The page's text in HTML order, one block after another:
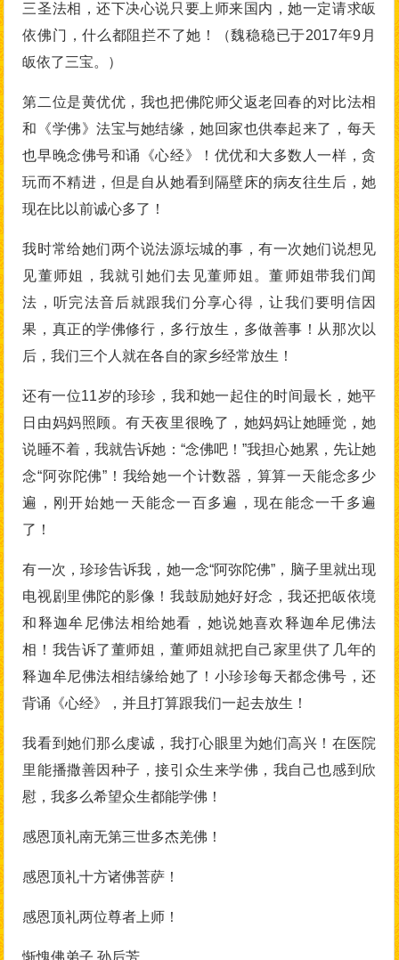
三圣法相，还下决心说只要上师来国内，她一定请求皈
依佛门，什么都阻拦不了她！（魏稳稳已于2017年9月
皈依了三宝。）
第二位是黄优优，我也把佛陀师父返老回春的对比法相
和《学佛》法宝与她结缘，她回家也供奉起来了，每天
也早晚念佛号和诵《心经》！优优和大多数人一样，贪
玩而不精进，但是自从她看到隔壁床的病友往生后，她
现在比以前诚心多了！
我时常给她们两个说法源坛城的事，有一次她们说想见
见董师姐，我就引她们去见董师姐。董师姐带我们闻
法，听完法音后就跟我们分享心得，让我们要明信因
果，真正的学佛修行，多行放生，多做善事！从那次以
后，我们三个人就在各自的家乡经常放生！
还有一位11岁的珍珍，我和她一起住的时间最长，她平
日由妈妈照顾。有天夜里很晚了，她妈妈让她睡觉，她
说睡不着，我就告诉她：“念佛吧！”我担心她累，先让她
念“阿弥陀佛”！我给她一个计数器，算算一天能念多少
遍，刚开始她一天能念一百多遍，现在能念一千多遍
了！
有一次，珍珍告诉我，她一念“阿弥陀佛”，脑子里就出现
电视剧里佛陀的影像！我鼓励她好好念，我还把皈依境
和释迦牟尼佛法相给她看，她说她喜欢释迦牟尼佛法
相！我告诉了董师姐，董师姐就把自己家里供了几年的
释迦牟尼佛法相结缘给她了！小珍珍每天都念佛号，还
背诵《心经》，并且打算跟我们一起去放生！
我看到她们那么虔诚，我打心眼里为她们高兴！在医院
里能播撒善因种子，接引众生来学佛，我自己也感到欣
慰，我多么希望众生都能学佛！
感恩顶礼南无第三世多杰羌佛！
感恩顶礼十方诸佛菩萨！
感恩顶礼两位尊者上师！
惭愧佛弟子 孙后芳